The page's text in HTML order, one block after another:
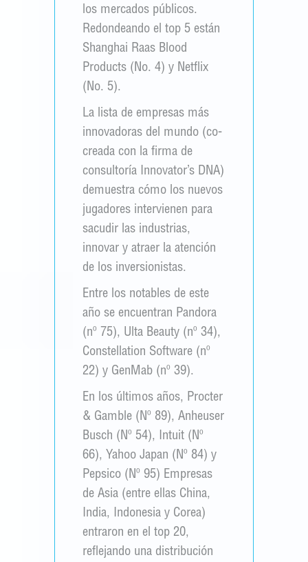
los mercados públicos.
Redondeando el top 5 están
Shanghai Raas Blood
Products (No. 4) y Netflix
(No. 5).
La lista de empresas más
innovadoras del mundo (co-
creada con la firma de
consultoría Innovator’s DNA)
demuestra cómo los nuevos
jugadores intervienen para
sacudir las industrias,
innovar y atraer la atención
de los inversionistas.
Entre los notables de este
año se encuentran Pandora
(nº 75), Ulta Beauty (nº 34),
Constellation Software (nº
22) y GenMab (nº 39).
En los últimos años, Procter
& Gamble (Nº 89), Anheuser
Busch (Nº 54), Intuit (Nº
66), Yahoo Japan (Nº 84) y
Pepsico (Nº 95) Empresas
de Asia (entre ellas China,
India, Indonesia y Corea)
entraron en el top 20,
reflejando una distribución